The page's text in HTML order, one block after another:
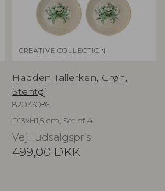
CREATIVE COLLECTION
Hadden Tallerken, Grøn,
Stentøj
82073086
D13xH1,5 cm, Set of 4
Vejl. udsalgspris
499,00 DKK